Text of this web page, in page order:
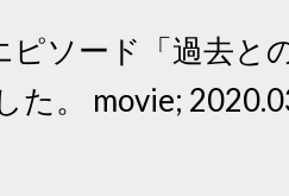
ピソード「過去と
た。 movie;